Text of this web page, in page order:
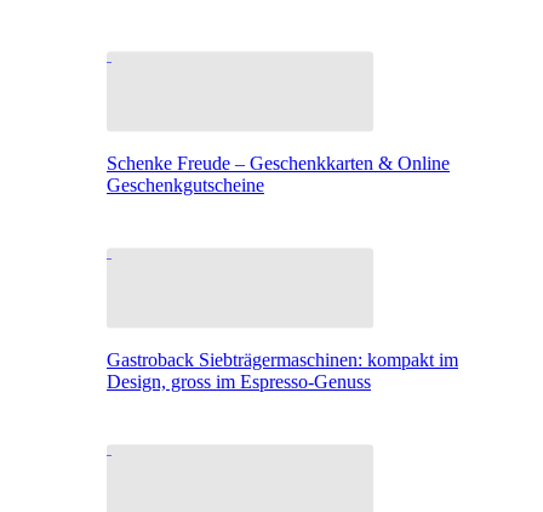
Schenke Freude – Geschenkkarten & Online
Geschenkgutscheine
Gastroback Siebträgermaschinen: kompakt im
Design, gross im Espresso-Genuss